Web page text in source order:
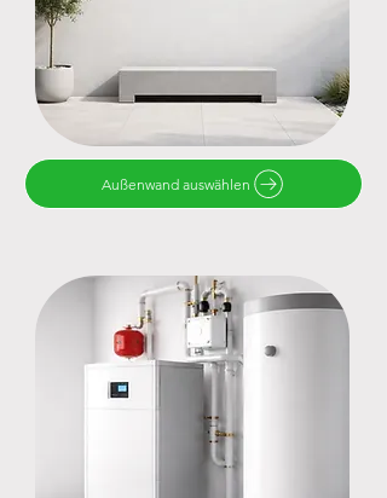
Außenwand auswählen